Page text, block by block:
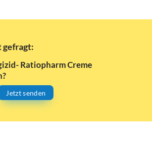
gefragt:
Ratiopharm Creme
Jetzt senden